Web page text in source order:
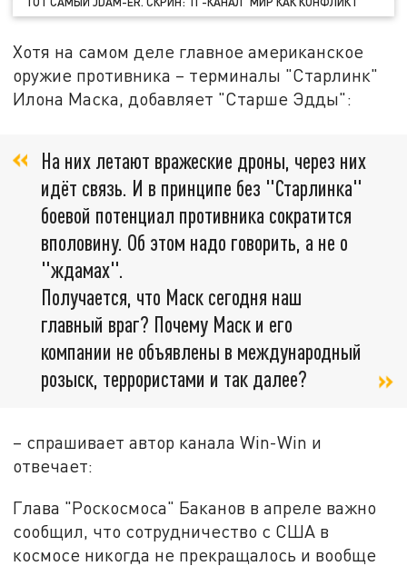
Хотя на самом деле главное американское
оружие противника – терминалы "Старлинк"
Илона Маска, добавляет "Старше Эдды":
На них летают вражеские дроны, через них
идёт связь. И в принципе без "Старлинка"
боевой потенциал противника сократится
вполовину. Об этом надо говорить, а не о
"ждамах".
Получается, что Маск сегодня наш
главный враг? Почему Маск и его
компании не объявлены в международный
розыск, террористами и так далее?
– спрашивает автор канала Win-Win и
отвечает:
Глава "Роскосмоса" Баканов в апреле важно
сообщил, что сотрудничество с США в
космосе никогда не прекращалось и вообще